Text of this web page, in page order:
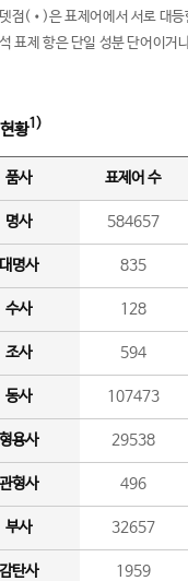
점(•)은 표제어에서 서로 대등
표제 항은 단일 성분 단어이거
황1)
품사 표제어 수
명사 584657
명사 835
수사 128
조사 594
동사 107473
용사 29538
형사 496
부사 32657
탄사 1959